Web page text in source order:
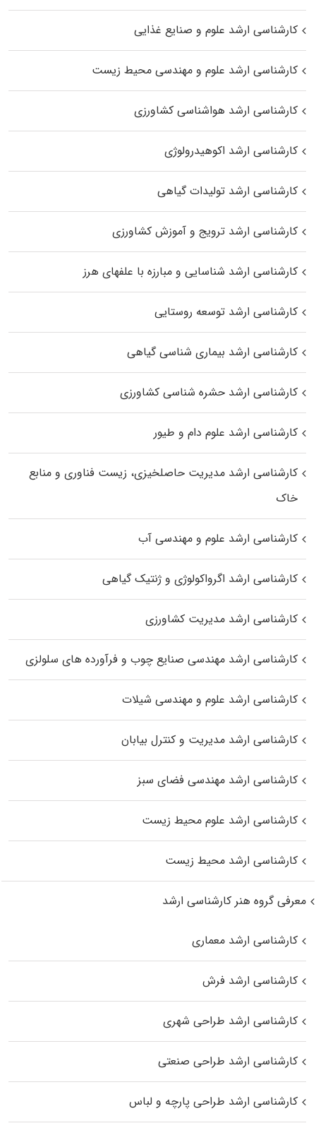
کارشناسی ارشد علوم و صنایع غذایی
کارشناسی ارشد علوم و مهندسی محیط زیست
کارشناسی ارشد هواشناسی کشاورزی
کارشناسی ارشد اکوهیدرولوژی
کارشناسی ارشد تولیدات گیاهی
کارشناسی ارشد ترویج و آموزش کشاورزی
کارشناسی ارشد شناسایی و مبارزه با علفهای هرز
کارشناسی ارشد توسعه روستایی
کارشناسی ارشد بیماری‌ شناسی گیاهی
کارشناسی ارشد حشره‌ شناسی کشاورزی
کارشناسی ارشد علوم دام و طیور
کارشناسی ارشد مدیریت حاصلخیزی، زیست فناوری و منابع
خاک
کارشناسی ارشد علوم و مهندسی آب
کارشناسی ارشد اگرواکولوژی و ژنتیک گیاهی
کارشناسی ارشد مدیریت کشاورزی
کارشناسی ارشد مهندسی صنایع چوب و فرآورده‌ های سلولزی
کارشناسی ارشد علوم و مهندسی شیلات
کارشناسی ارشد مدیریت و کنترل بیابان
کارشناسی ارشد مهندسی فضای سبز
کارشناسی ارشد علوم محیط‌ زیست
کارشناسی ارشد محیط زیست
معرفی گروه هنر کارشناسی ارشد
کارشناسی ارشد معماری
کارشناسی ارشد فرش
کارشناسی ارشد طراحی شهری
کارشناسی ارشد طراحی صنعتی
کارشناسی ارشد طراحی پارچه و لباس